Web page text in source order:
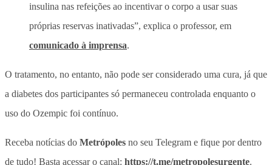
insulina nas refeições ao incentivar o corpo a usar suas
próprias reservas inativadas”, explica o professor, em
comunicado à imprensa.
O tratamento, no entanto, não pode ser considerado uma cura, já que
a diabetes dos participantes só permaneceu controlada enquanto o
uso do Ozempic foi contínuo.
Receba notícias do Metrópoles no seu Telegram e fique por dentro
de tudo! Basta acessar o canal: https://t.me/metropolesurgente.